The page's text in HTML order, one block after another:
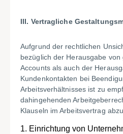
III. Vertragliche
Aufgrund der rechtlichen
bezüglich der Herausgabe
Accounts als auch der
Kundenkontakten bei
Arbeitsverhältnisses ist zu
dahingehenden
Klauseln im Arbeitsvertrag
Einrichtung von